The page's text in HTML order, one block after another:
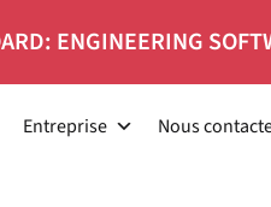
ENGINEERING
Entreprise Nous